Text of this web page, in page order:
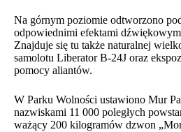
Na górnym poziomie odtworzono
odpowiednimi efektami
Znajduje się tu także naturalnej
samolotu Liberator B-24J oraz
pomocy aliantów.
W Parku Wolności ustawiono Mur
nazwiskami 11 000 poległych
ważący 200 kilogramów dzwon